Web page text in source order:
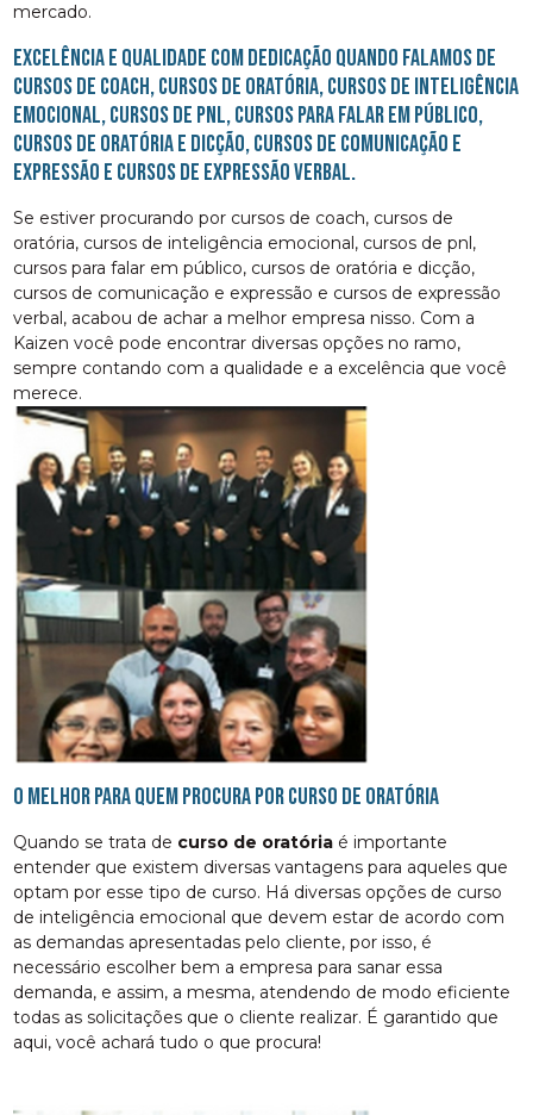
mercado.
Excelência e qualidade com dedicação quando falamos de
cursos de coach, cursos de oratória, cursos de inteligência
emocional, cursos de pnl, cursos para falar em público,
cursos de oratória e dicção, cursos de comunicação e
expressão e cursos de expressão verbal.
Se estiver procurando por cursos de coach, cursos de
oratória, cursos de inteligência emocional, cursos de pnl,
cursos para falar em público, cursos de oratória e dicção,
cursos de comunicação e expressão e cursos de expressão
verbal, acabou de achar a melhor empresa nisso. Com a
Kaizen você pode encontrar diversas opções no ramo,
sempre contando com a qualidade e a excelência que você
merece.
O melhor para quem procura por curso de oratória
Quando se trata de curso de oratória é importante
entender que existem diversas vantagens para aqueles que
optam por esse tipo de curso. Há diversas opções de curso
de inteligência emocional que devem estar de acordo com
as demandas apresentadas pelo cliente, por isso, é
necessário escolher bem a empresa para sanar essa
demanda, e assim, a mesma, atendendo de modo eficiente
todas as solicitações que o cliente realizar. É garantido que
aqui, você achará tudo o que procura!